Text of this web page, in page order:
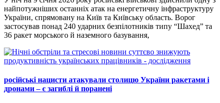
найпотужніших останніх атак на енергетичну інфраструктуру
України, спрямовану на Київ та Київську область. Ворог
застосував понад 240 ударних безпілотників типу “Шахед” та
36 ракет морського й наземного базування,
російські нацисти атакували столицю України ракетами і
дронами – є загиблі й поранені